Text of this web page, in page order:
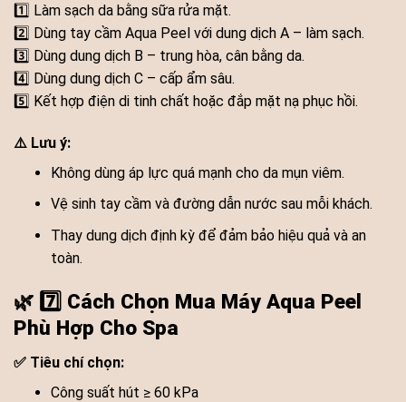
1️⃣ Làm sạch da bằng sữa rửa mặt.
2️⃣ Dùng tay cầm Aqua Peel với dung dịch A – làm sạch.
3️⃣ Dùng dung dịch B – trung hòa, cân bằng da.
4️⃣ Dùng dung dịch C – cấp ẩm sâu.
5️⃣ Kết hợp điện di tinh chất hoặc đắp mặt nạ phục hồi.
⚠️ Lưu ý:
Không dùng áp lực quá mạnh cho da mụn viêm.
Vệ sinh tay cầm và đường dẫn nước sau mỗi khách.
Thay dung dịch định kỳ để đảm bảo hiệu quả và an
toàn.
🌿 7️⃣ Cách Chọn Mua Máy Aqua Peel
Phù Hợp Cho Spa
✅ Tiêu chí chọn:
Công suất hút ≥ 60 kPa